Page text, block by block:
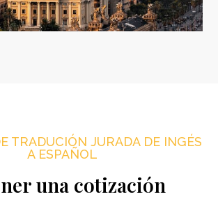
TRADUCIÓN JURADA DE INGÉS
A ESPAÑOL
una cotización